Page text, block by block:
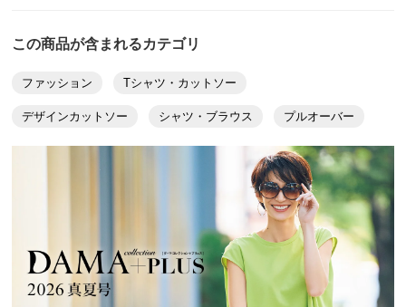
襟前下がり 8
襟幅 3
裾幅 76
214
※重量はあくまでも目安となります。商品によっては中心
サイズを参考に掲載しています。
く外出着としても素敵です。セール値段は超お買い得と
普段のサイズ : L
購入したサイズで「ちょうどよかった」
カーディガンとセットで購入しました。肌ざわりも良く
て涼しいです。Aラインなのでお腹まわりが気にならず
この商品が含まれるカテゴリ
ファッション Tシャツ・カットソー
デザインカットソー シャツ・ブラウス プルオーバー